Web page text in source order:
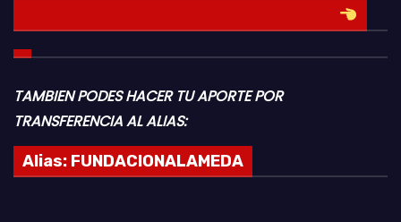
TAMBIEN PODES HACER TU APORTE POR
TRANSFERENCIA AL ALIAS:
Alias: FUNDACIONALAMEDA